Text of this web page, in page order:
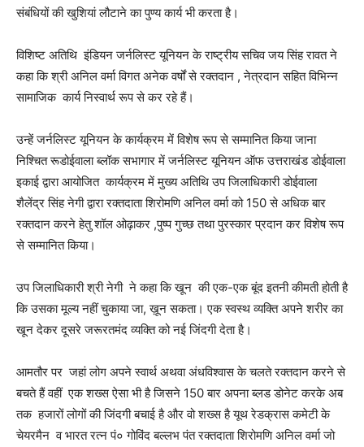
संबंधियों की खुशियां लौटाने का पुण्य कार्य भी करता है।
विशिष्ट अतिथि इंडियन जर्नलिस्ट यूनियन के राष्ट्रीय सचिव जय सिंह रावत ने
कहा कि श्री अनिल वर्मा विगत अनेक वर्षों से रक्तदान , नेत्रदान सहित विभिन्न
सामाजिक कार्य निस्वार्थ रूप से कर रहे हैं।
उन्हें जर्नलिस्ट यूनियन के कार्यक्रम में विशेष रूप से सम्मानित किया जाना
निश्चित रूडोईवाला ब्लॉक सभागार में जर्नलिस्ट यूनियन ऑफ उत्तराखंड डोईवाला
इकाई द्वारा आयोजित कार्यक्रम में मुख्य अतिथि उप जिलाधिकारी डोईवाला
शैलेंद्र सिंह नेगी द्वारा रक्तदाता शिरोमणि अनिल वर्मा को 150 से अधिक बार
रक्तदान करने हेतु शॉल ओढ़ाकर ,पुष्प गुच्छ तथा पुरस्कार प्रदान कर विशेष रूप
से सम्मानित किया।
उप जिलाधिकारी श्री नेगी ने कहा कि खून की एक-एक बूंद इतनी कीमती होती है
कि उसका मूल्य नहीं चुकाया जा, ख़ून सकता। एक स्वस्थ व्यक्ति अपने शरीर का
खून देकर दूसरे जरूरतमंद व्यक्ति को नई जिंदगी देता है।
आमतौर पर जहां लोग अपने स्वार्थ अथवा अंधविश्वास के चलते रक्तदान करने से
बचते हैं वहीं एक शख्स ऐसा भी है जिसने 150 बार अपना ब्लड डोनेट करके अब
तक हजारों लोगों की जिंदगी बचाई है और वो शख्स है यूथ रेडक्रास कमेटी के
चेयरमैन व भारत रत्न पं० गोविंद बल्लभ पंत रक्तदाता शिरोमणि अनिल वर्मा जो